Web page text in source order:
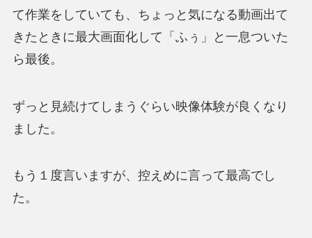
て作業をしていても、ちょっと気になる動画出て
きたときに最大画面化して「ふぅ」と一息ついた
ら最後。
ずっと見続けてしまうぐらい映像体験が良くなり
ました。
もう１度言いますが、控えめに言って最高でし
た。